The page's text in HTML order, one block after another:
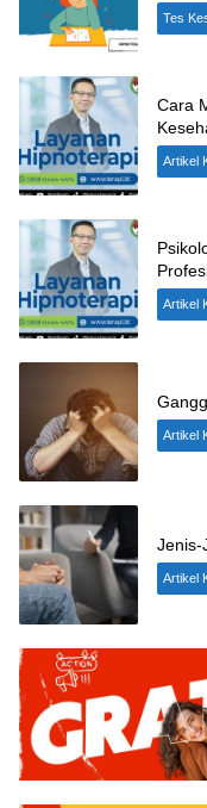
Tes
Cara
Artikel
Artikel
Artikel
Jenis-
Artikel